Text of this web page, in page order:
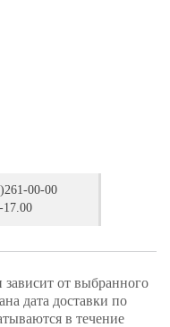
00-00
17.00
от выбранного
дата доставки по
в течение